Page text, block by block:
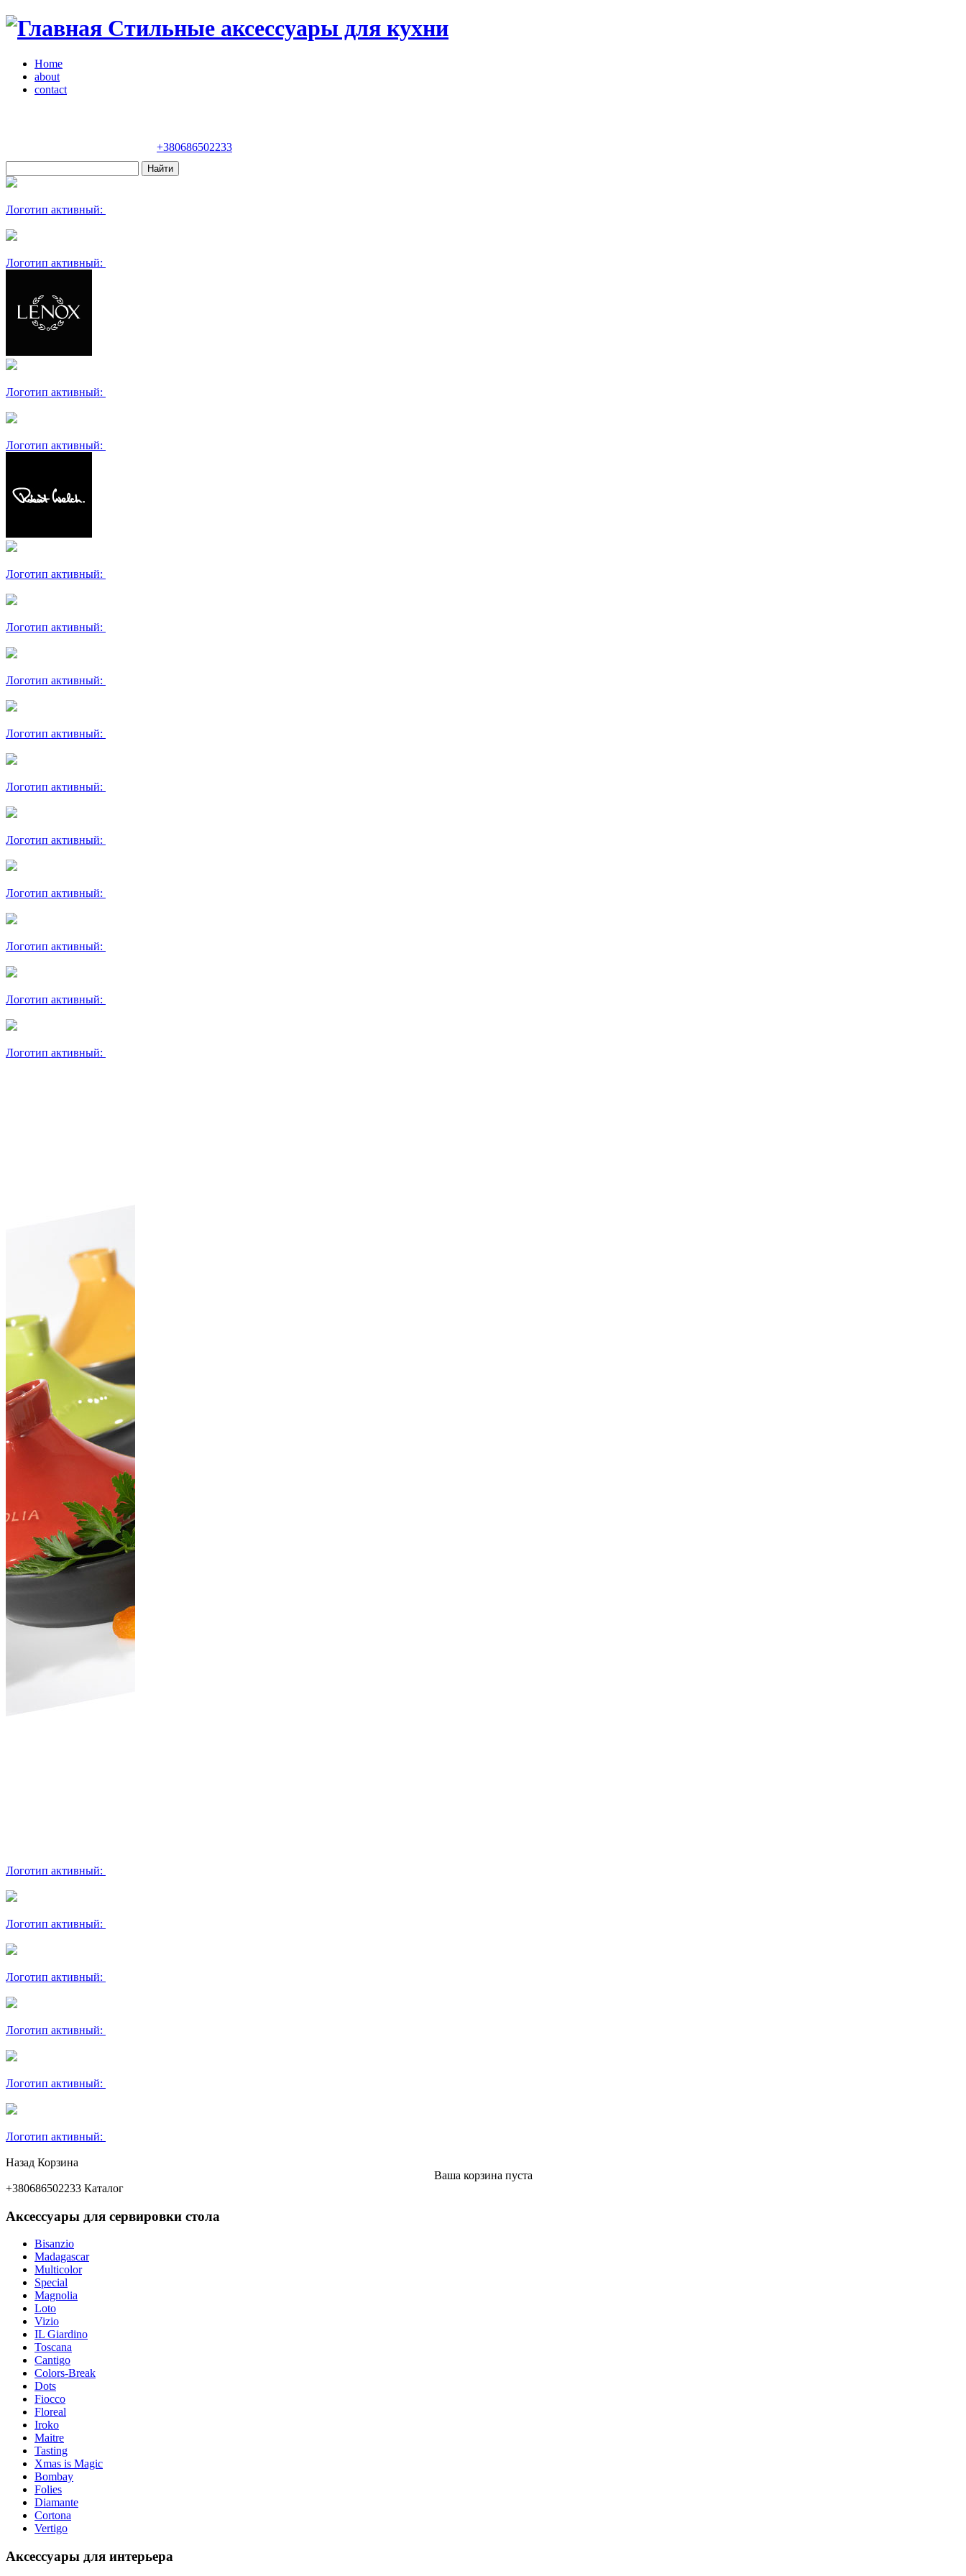
Стильные аксессуары для кухни
Home
about
contact
+380686502233
Логотип активный:
Логотип активный:
Логотип активный:
Логотип активный:
Логотип активный:
Логотип активный:
Логотип активный:
Логотип активный:
Логотип активный:
Логотип активный:
Логотип активный:
Логотип активный:
Логотип активный:
Логотип активный:
Логотип активный:
Логотип активный:
Логотип активный:
Логотип активный:
Логотип активный:
Логотип активный:
Назад Корзина
Ваша корзина пуста
+380686502233 Каталог
Аксессуары для сервировки стола
Bisanzio
Madagascar
Multicolor
Special
Magnolia
Loto
Vizio
IL Giardino
Toscana
Cantigo
Colors-Break
Dots
Fiocco
Floreal
Iroko
Maitre
Tasting
Xmas is Magic
Bombay
Folies
Diamante
Cortona
Vertigo
Аксессуары для интерьера